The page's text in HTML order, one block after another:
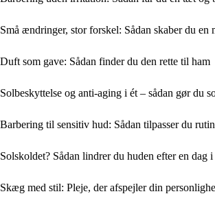
Små ændringer, stor forskel: Sådan skaber du en
Duft som gave: Sådan finder du den rette til ham
Solbeskyttelse og anti-aging i ét – sådan gør du
Barbering til sensitiv hud: Sådan tilpasser du
Solskoldet? Sådan lindrer du huden efter en dag i
Skæg med stil: Pleje, der afspejler din